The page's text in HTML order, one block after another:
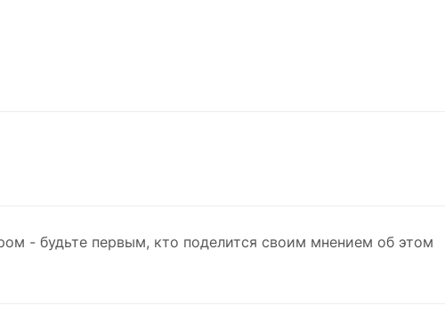
- будьте первым, кто поделится своим мнением об этом